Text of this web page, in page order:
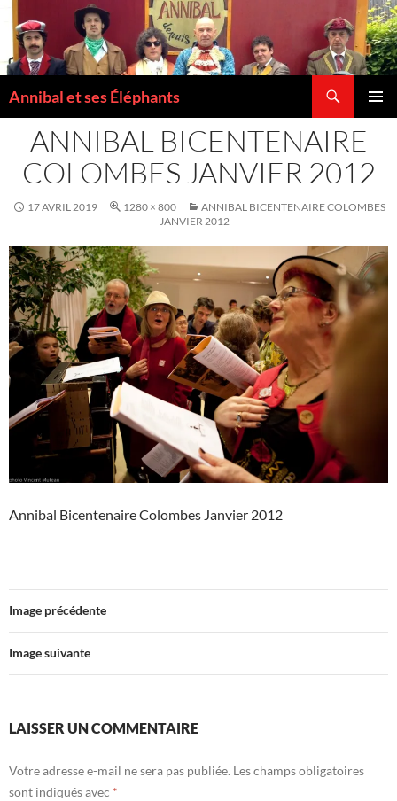
Annibal et ses Éléphants
CONTENU
ANNIBAL BICENTENAIRE
COLOMBES JANVIER 2012
17 AVRIL 2019 1280 × 800
ANNIBAL BICENTENAIRE COLOMBES
JANVIER 2012
Annibal Bicentenaire Colombes Janvier 2012
Image précédente
Image suivante
LAISSER UN COMMENTAIRE
Votre adresse e-mail ne sera pas publiée. Les champs obligatoires
sont indiqués avec *